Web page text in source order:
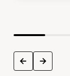
prev next